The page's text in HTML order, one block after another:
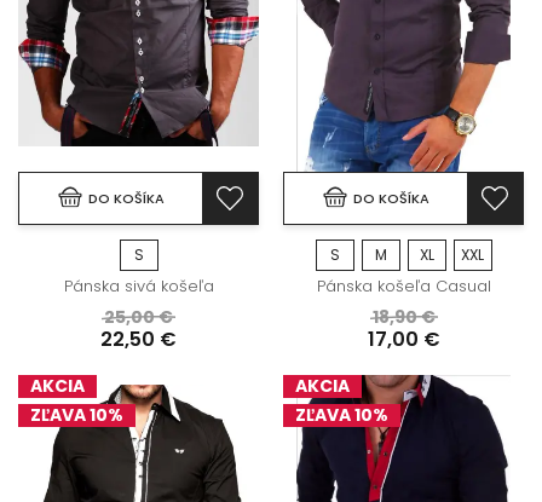
DO KOŠÍKA
S
Pánska sivá košeľa
25,00 €
22,50 €
DO KOŠÍKA
S M XL XXL
Pánska košeľa Casual
18,90 €
17,00 €
AKCIA
ZĽAVA 10%
AKCIA
ZĽAVA 10%